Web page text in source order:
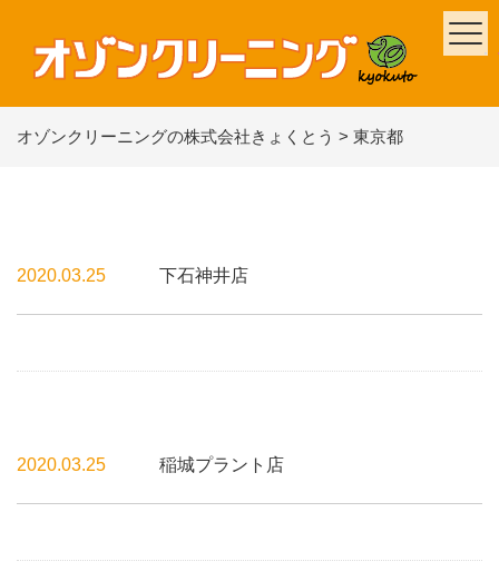
オゾンクリーニングの株式会社きょくとう > 東京都
2020.03.25 下石神井店
2020.03.25 稲城プラント店